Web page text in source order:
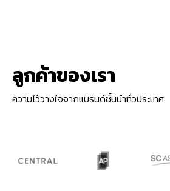
ลูกค้าของเรา
ความไว้วางใจจากแบรนด์ชั้นนำทั่วประเทศ